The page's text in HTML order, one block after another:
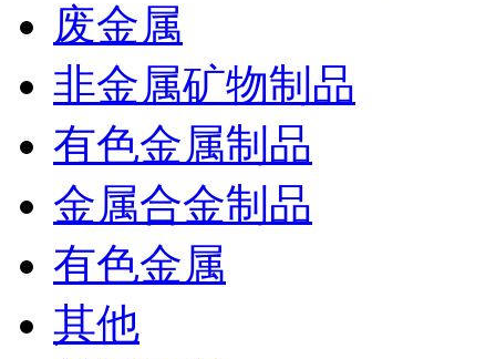
废金属
非金属矿物制品
有色金属制品
金属合金制品
有色金属
其他